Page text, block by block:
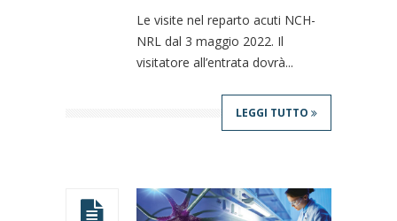
Le visite nel reparto acuti NCH-
NRL dal 3 maggio 2022. Il
visitatore all’entrata dovrà...
LEGGI TUTTO